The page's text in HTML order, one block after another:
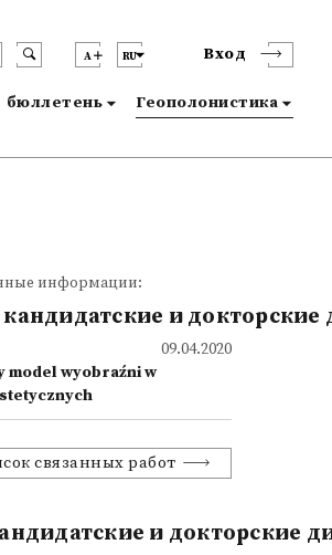
A RU Вход
бюллетень Геополонистика
информации:
и докторские
09.04.2020
model wyobraźni w
связанных работ
и докторские